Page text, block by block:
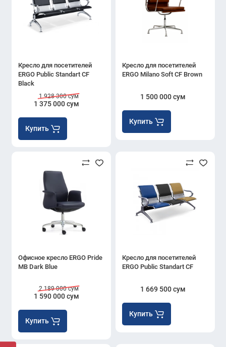
Кресло для посетителей
ERGO Public Standart CF
Black
1 375 000 сум
1 928 300 сум
Купить
Кресло для посетителей
ERGO Milano Soft CF Brown
1 500 000 сум
Купить
Офисное кресло ERGO Pride
MB Dark Blue
1 590 000 сум
2 189 000 сум
Купить
Кресло для посетителей
ERGO Public Standart CF
1 669 500 сум
Купить